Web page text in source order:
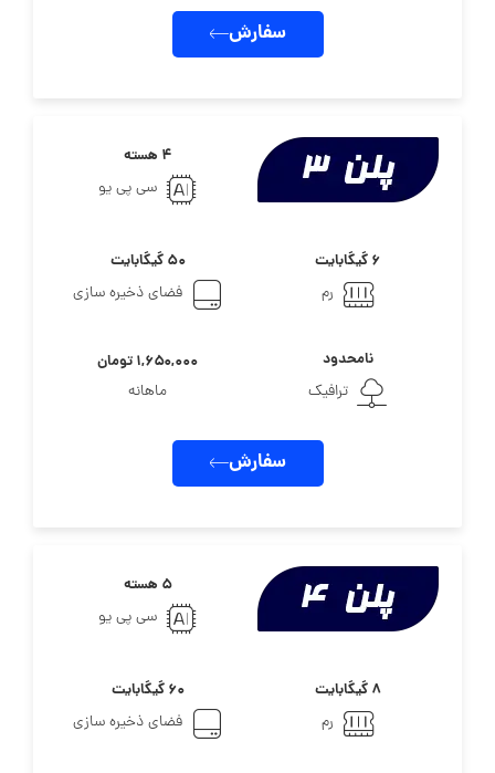
سفارش
۴ هسته
سی پی یو
۶ گیگابایت
رم
۵۰ گیگابایت
فضای ذخیره سازی
نامحدود
ترافیک
۱,۶۵۰,۰۰۰ تومان
ماهانه
سفارش
۵ هسته
سی پی یو
۸ گیگابایت
رم
۶۰ گیگابایت
فضای ذخیره سازی